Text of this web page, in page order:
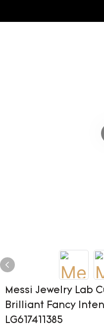
Messi Jewelry Lab
Brilliant Fancy
LG617411385